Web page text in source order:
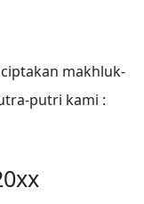
makhluk-
putri kami :